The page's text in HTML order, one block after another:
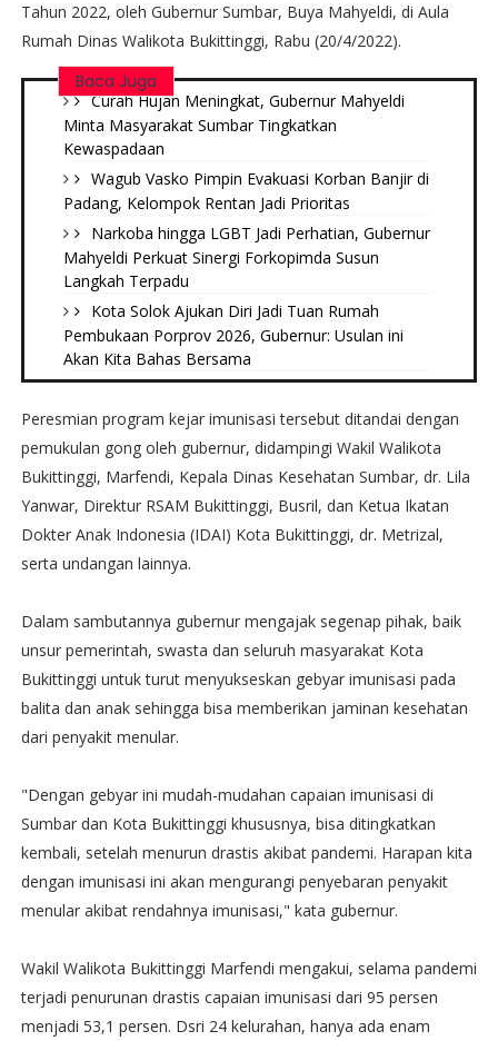
Tahun 2022, oleh Gubernur Sumbar, Buya Mahyeldi, di Aula
Rumah Dinas Walikota Bukittinggi, Rabu (20/4/2022).
Baca Juga
Curah Hujan Meningkat, Gubernur Mahyeldi
Minta Masyarakat Sumbar Tingkatkan
Kewaspadaan
Wagub Vasko Pimpin Evakuasi Korban Banjir di
Padang, Kelompok Rentan Jadi Prioritas
Narkoba hingga LGBT Jadi Perhatian, Gubernur
Mahyeldi Perkuat Sinergi Forkopimda Susun
Langkah Terpadu
Kota Solok Ajukan Diri Jadi Tuan Rumah
Pembukaan Porprov 2026, Gubernur: Usulan ini
Akan Kita Bahas Bersama
Peresmian program kejar imunisasi tersebut ditandai dengan
pemukulan gong oleh gubernur, didampingi Wakil Walikota
Bukittinggi, Marfendi, Kepala Dinas Kesehatan Sumbar, dr. Lila
Yanwar, Direktur RSAM Bukittinggi, Busril, dan Ketua Ikatan
Dokter Anak Indonesia (IDAI) Kota Bukittinggi, dr. Metrizal,
serta undangan lainnya.
Dalam sambutannya gubernur mengajak segenap pihak, baik
unsur pemerintah, swasta dan seluruh masyarakat Kota
Bukittinggi untuk turut menyukseskan gebyar imunisasi pada
balita dan anak sehingga bisa memberikan jaminan kesehatan
dari penyakit menular.
"Dengan gebyar ini mudah-mudahan capaian imunisasi di
Sumbar dan Kota Bukittinggi khususnya, bisa ditingkatkan
kembali, setelah menurun drastis akibat pandemi. Harapan kita
dengan imunisasi ini akan mengurangi penyebaran penyakit
menular akibat rendahnya imunisasi," kata gubernur.
Wakil Walikota Bukittinggi Marfendi mengakui, selama pandemi
terjadi penurunan drastis capaian imunisasi dari 95 persen
menjadi 53,1 persen. Dsri 24 kelurahan, hanya ada enam